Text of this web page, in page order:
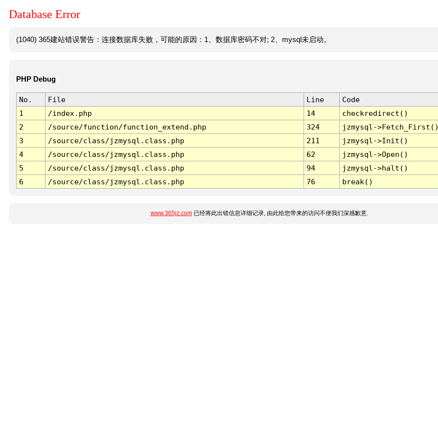
Database Error
(1040) 365建站错误警告：连接数据库失败，可能的原因：1、数据库密码不对; 2、mysql未启动。
PHP Debug
No. File Line
Code
1
/index.php 14
checkredirect()
2
/source/function/function_extend.php 324
jzmysql-
3
/source/class/jzmysql.class.php 211
jzmysql->Init()
4
/source/class/jzmysql.class.php 62
jzmysql->Open()
5
/source/class/jzmysql.class.php 94
jzmysql->halt()
6
/source/class/jzmysql.class.php 76 break()
www.365jz.com已经将此出错信息详细记录, 由此给您带来的访问不便我们深感歉意.